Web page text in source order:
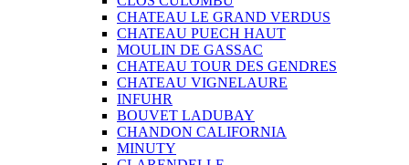
CHATEAU LE GRAND VERDUS
CHATEAU PUECH HAUT
MOULIN DE GASSAC
CHATEAU TOUR DES GENDRES
CHATEAU VIGNELAURE
INFUHR
BOUVET LADUBAY
CHANDON CALIFORNIA
MINUTY